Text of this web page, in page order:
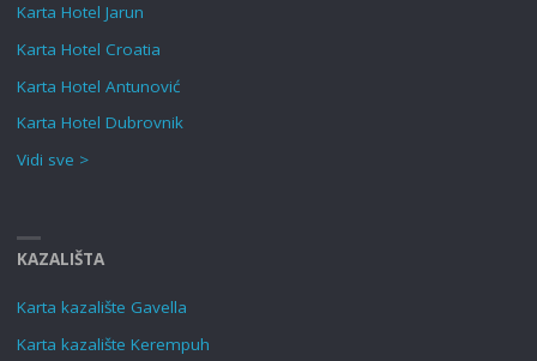
Karta Hotel Jarun
Karta Hotel Croatia
Karta Hotel Antunović
Karta Hotel Dubrovnik
Vidi sve >
KAZALIŠTA
Karta kazalište Gavella
Karta kazalište Kerempuh